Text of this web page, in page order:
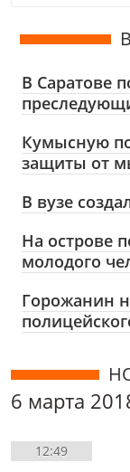
В Саратове
Кумысную
защиты от
В вузе
На острове
молодого
Горожанин
6 марта
12:49